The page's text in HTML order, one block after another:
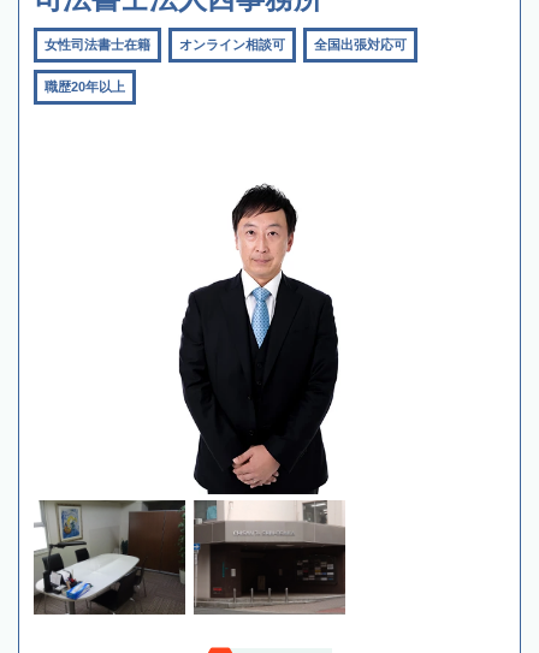
女性司法書士在籍 オンライン相談可 全国出張対応可
職歴20年以上